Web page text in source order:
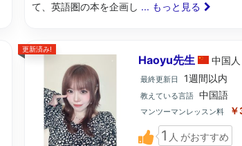
て、英語圏の本を企画し ... もっと見る
更新済み!
Haoyu先生 中国 人
最終更新日 1週間以内
教えている言語 中国語
マンツーマンレッスン料
1 人 がおすすめ